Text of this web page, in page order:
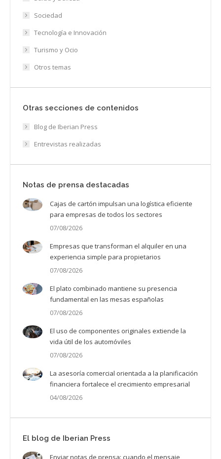
Sociedad
Tecnología e Innovación
Turismo y Ocio
Otros temas
Otras secciones de contenidos
Blog de Iberian Press
Entrevistas realizadas
Notas de prensa destacadas
Cajas de cartón impulsan una logística eficiente
para empresas de todos los sectores
07/08/2026
Empresas que transforman el alquiler en una
experiencia simple para propietarios
07/08/2026
El plato combinado mantiene su presencia
fundamental en las mesas españolas
07/08/2026
El uso de componentes originales extiende la
vida útil de los automóviles
07/08/2026
La asesoría comercial orientada a la planificación
financiera fortalece el crecimiento empresarial
04/08/2026
El blog de Iberian Press
Enviar notas de prensa: cuando el mensaje